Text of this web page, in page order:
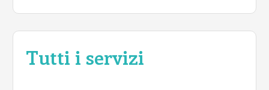
Tutti i servizi